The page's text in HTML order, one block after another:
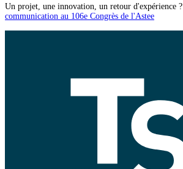
Un projet, une innovation, un retour d'expérience ?
communication au 106e Congrès de l'Astee